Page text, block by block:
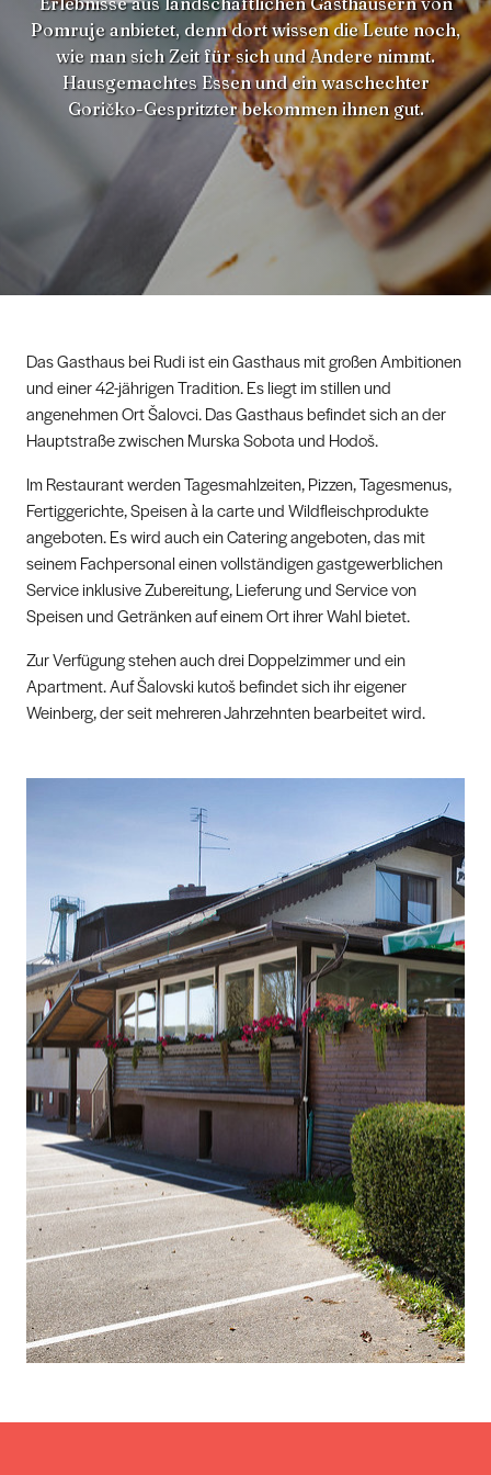
Pomruje anbietet, denn dort wissen die Leute noch,
wie man sich Zeit für sich und Andere nimmt.
Hausgemachtes Essen und ein waschechter
Goričko-Gespritzter bekommen ihnen gut.
Das Gasthaus bei Rudi ist ein Gasthaus mit großen Ambitionen
und einer 42-jährigen Tradition. Es liegt im stillen und
angenehmen Ort Šalovci. Das Gasthaus befindet sich an der
Hauptstraße zwischen Murska Sobota und Hodoš.
Im Restaurant werden Tagesmahlzeiten, Pizzen, Tagesmenus,
Fertiggerichte, Speisen à la carte und Wildfleischprodukte
angeboten. Es wird auch ein Catering angeboten, das mit
seinem Fachpersonal einen vollständigen gastgewerblichen
Service inklusive Zubereitung, Lieferung und Service von
Speisen und Getränken auf einem Ort ihrer Wahl bietet.
Zur Verfügung stehen auch drei Doppelzimmer und ein
Apartment. Auf Šalovski kutoš befindet sich ihr eigener
Weinberg, der seit mehreren Jahrzehnten bearbeitet wird.